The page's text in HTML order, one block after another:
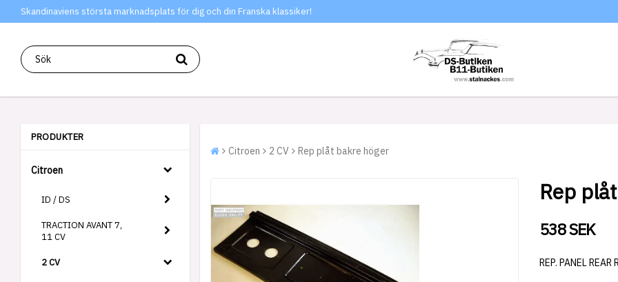
Skandinaviens största marknadsplats för dig och din Franska klassiker!
PRODUKTER
Citroen
ID / DS
TRACTION AVANT 7,
11 CV
2 CV
Citroen 2 CV Rep plåt bakre höger
Rep
538 SEK
REP. PANEL